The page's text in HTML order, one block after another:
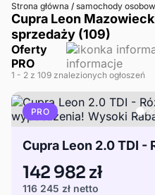
Strona główna / samochody
Cupra Leon
sprzedaży (109)
Oferty
PRO
1 - 2 z 109 znalezionych ogłoszeń
PRO
142 982 zł
116 245 zł netto